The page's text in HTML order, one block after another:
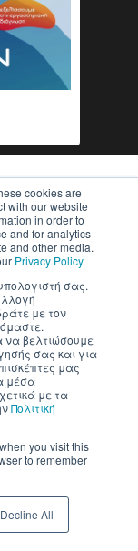
cookies are
with our website
in order to
and for analytics
and other media.
Privacy Policy.
σας.
με τον
να βελτιώσουμε
σας και για
μας
μέσα
με τα
Πολιτική
you visit this
to remember
Decline All